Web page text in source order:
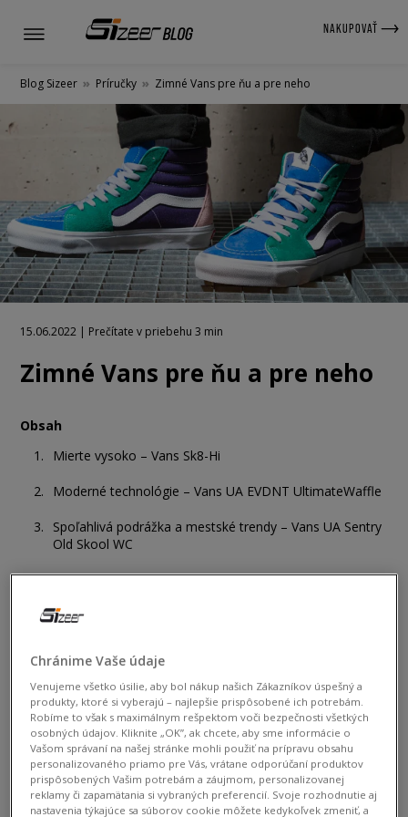
NAKUPOVAŤ
Blog Sizeer » Príručky » Zimné Vans pre ňu a pre neho
15.06.2022 | Prečítate v priebehu 3 min
Zimné Vans pre ňu a pre neho
Obsah
Mierte vysoko – Vans Sk8-Hi
Moderné technológie – Vans UA EVDNT UltimateWaffle
Spoľahlivá podrážka a mestské trendy – Vans UA Sentry
Old Skool WC
– modely značky Vans, ktoré sa osvedčia počas chladnejších
ochránia pred vetrom a pomocou hrubej podrážky spoľahlivo
izolujú pred chladným povrchom. A k tomu zaručia to, na čom
vám záleží najviac – skvelý streetwearový vzhľad.Akým
modelom sa oplatí venovať pozornosť pri
kompletizovaní setov ideálnych na zimu v meste?
Mierte vysoko – Vans Sk8-Hi
Chránime Vaše údaje
Venujeme všetko úsilie, aby bol nákup našich Zákazníkov úspešný a
produkty, ktoré si vyberajú – najlepšie prispôsobené ich potrebám.
Robíme to však s maximálnym rešpektom voči bezpečnosti všetkých
osobných údajov. Kliknite „OK”, ak chcete, aby sme informácie o
Vašom správaní na našej stránke mohli použiť na prípravu obsahu
personalizovaného priamo pre Vás, vrátane odporúčaní produktov
prispôsobených Vašim potrebám a záujmom, personalizovanej
reklamy či zapamätania si vybraných preferencií. Svoje rozhodnutie aj
nastavenia týkajúce sa súborov cookie môžete kedykoľvek zmeniť, a